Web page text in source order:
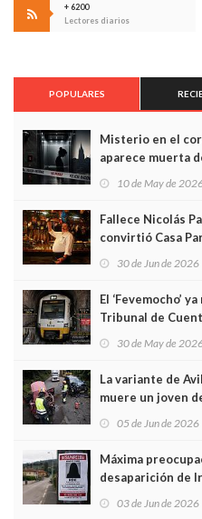
+ 6200
Lectores diarios
POPULARES
Misterio en el
aparece muerta
10 de May de
Fallece Nicolás
convirtió Casa
30 de Jun de 2026
El ‘Fevemocho’
Tribunal de
30 de May de
La variante de
muere un joven
05 de Jun de 2026
Máxima
desaparición de
03 de Jun de 2026